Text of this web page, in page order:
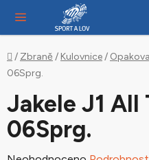
obsah
Domů
/ Zbraně / Kulovnice/
06Sprg.
Jakele J1 All
06Sprg.